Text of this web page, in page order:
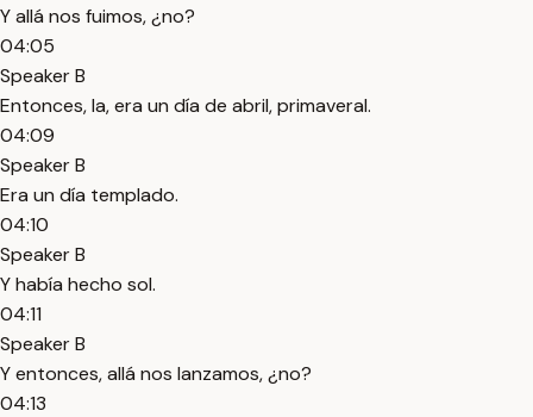
Y allá nos fuimos, ¿no?
04:05
Speaker B
Entonces, la, era un día de abril, primaveral.
04:09
Speaker B
Era un día templado.
04:10
Speaker B
Y había hecho sol.
04:11
Speaker B
Y entonces, allá nos lanzamos, ¿no?
04:13